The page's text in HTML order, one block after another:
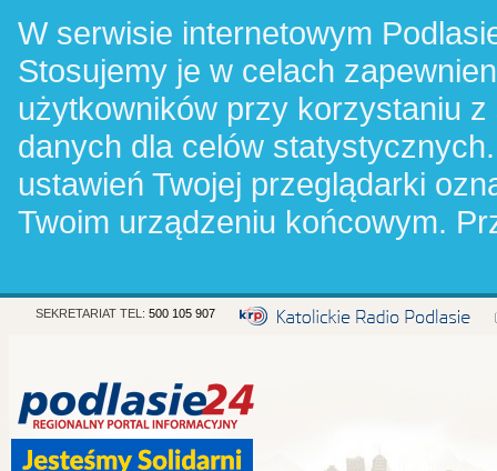
W serwisie internetowym
Stosujemy je w celach
użytkowników przy korzystaniu
danych dla celów
ustawień Twojej przeglądarki
Twoim urządzeniu końcowym.
SEKRETARIAT TEL: 500 105 907